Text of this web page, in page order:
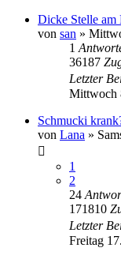
Dicke Stelle am
von san »
1
36187
Letzter
Mittwoch
Schmucki
von Lana »
1
2
24
171810
Letzter
Freitag